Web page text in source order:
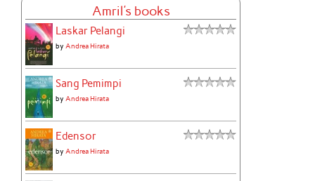
Amril's books
Laskar Pelangi
byAndrea Hirata
Sang Pemimpi
byAndrea Hirata
Edensor
byAndrea Hirata